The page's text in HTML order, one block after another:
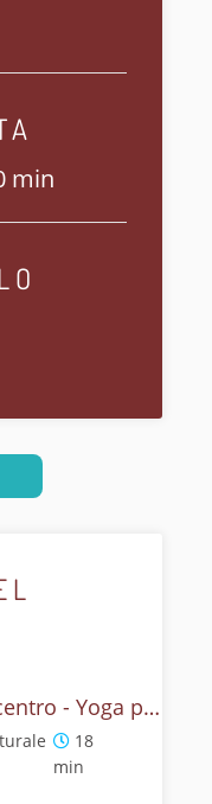
min
Sentire il centro - Yoga per il core
18
min